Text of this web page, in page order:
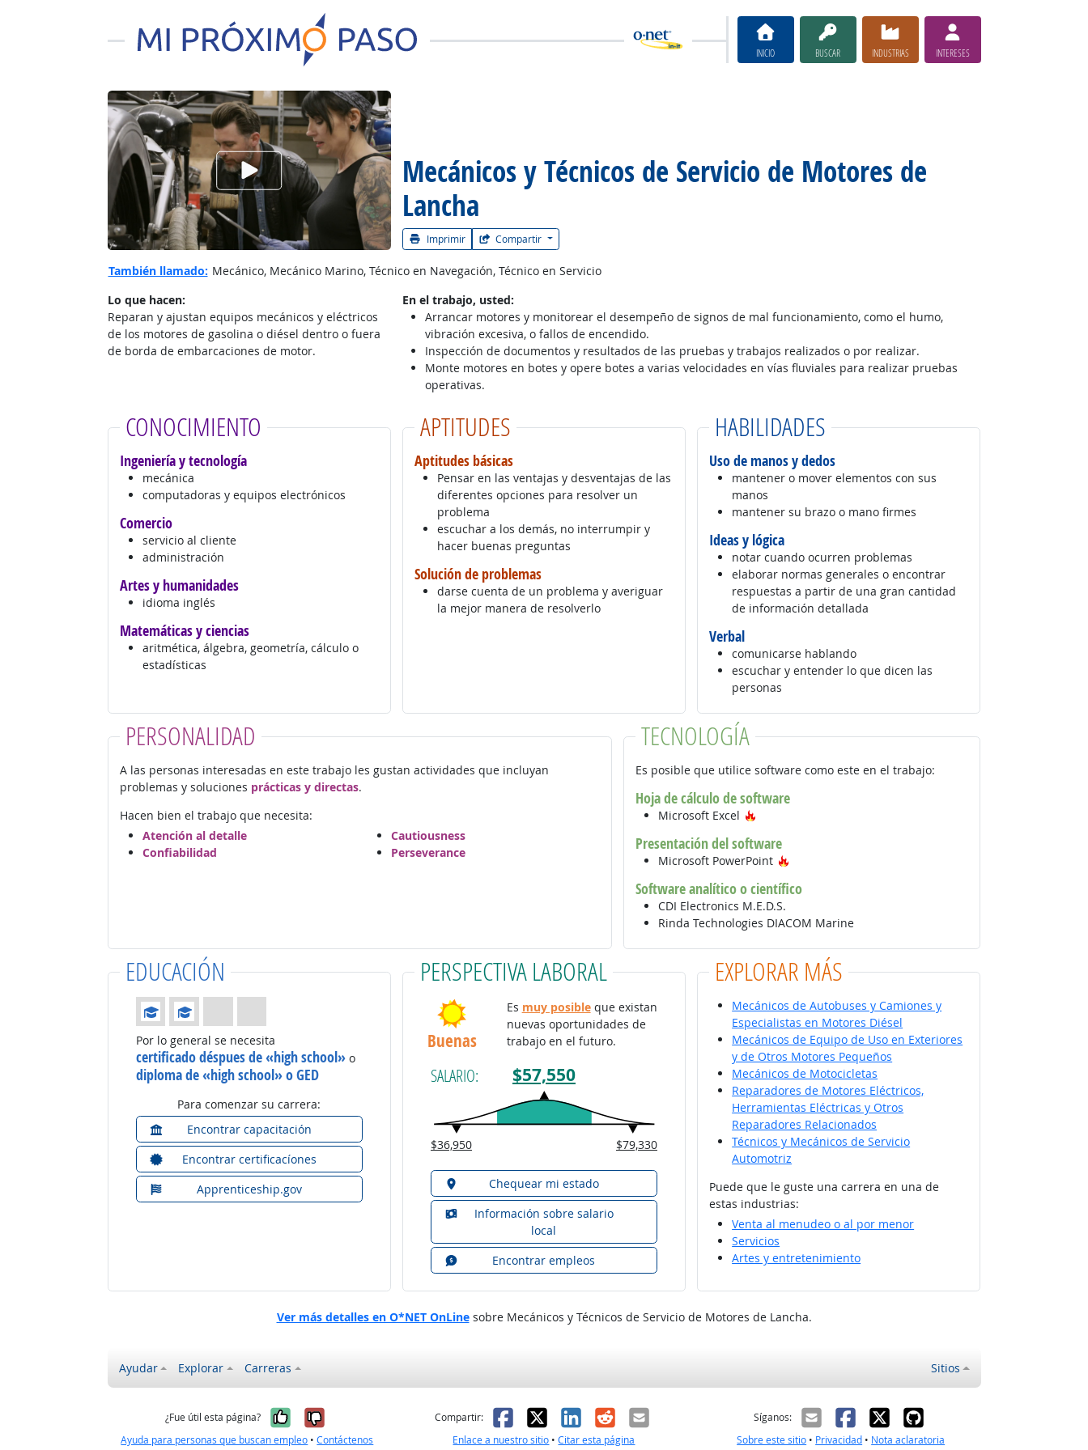
INICIO BUSCAR INDUSTRIAS INTERESES
Mecánicos y Técnicos de Servicio de Motores de
Lancha
Imprimir Compartir
Ver el vίdeo de la carrera
También llamado: Mecánico, Mecánico Marino, Técnico en Navegación, Técnico en Servicio
Lo que hacen:
Reparan y ajustan equipos mecánicos y eléctricos
de los motores de gasolina o diésel dentro o fuera
de borda de embarcaciones de motor.
En el trabajo, usted:
Arrancar motores y monitorear el desempeño de signos de mal funcionamiento, como el humo,
vibración excesiva, o fallos de encendido.
Inspección de documentos y resultados de las pruebas y trabajos realizados o por realizar.
Monte motores en botes y opere botes a varias velocidades en vías fluviales para realizar pruebas
operativas.
CONOCIMIENTO
Ingeniería y tecnología
mecánica
computadoras y equipos electrónicos
Comercio
servicio al cliente
administración
Artes y humanidades
idioma inglés
Matemáticas y ciencias
aritmética, álgebra, geometría, cálculo o
estadísticas
APTITUDES
Aptitudes básicas
Pensar en las ventajas y desventajas de las
diferentes opciones para resolver un
problema
escuchar a los demás, no interrumpir y
hacer buenas preguntas
Solución de problemas
darse cuenta de un problema y averiguar
la mejor manera de resolverlo
HABILIDADES
Uso de manos y dedos
mantener o mover elementos con sus
manos
mantener su brazo o mano firmes
Ideas y lógica
notar cuando ocurren problemas
elaborar normas generales o encontrar
respuestas a partir de una gran cantidad
de información detallada
Verbal
comunicarse hablando
escuchar y entender lo que dicen las
personas
PERSONALIDAD
A las personas interesadas en este trabajo les gustan actividades que incluyan
problemas y soluciones prácticas y directas.
Hacen bien el trabajo que necesita:
Atención al detalle
Confiabilidad
Cautiousness
Perseverance
TECNOLOGÍA
Es posible que utilice software como este en el trabajo:
Hoja de cálculo de software
Microsoft Excel
Presentación del software
Microsoft PowerPoint
Software analítico o científico
CDI Electronics M.E.D.S.
Rinda Technologies DIACOM Marine
EDUCACIÓN
Educación: (Calificación 2 de 4)
Por lo general se necesita
certificado déspues de «high school»o
diploma de «high school» o GED
Para comenzar su carrera:
Encontrar capacitación
Encontrar certificacíones
Apprenticeship.gov
PERSPECTIVA LABORAL
Buenas
Es muy posibleque existan
nuevas oportunidades de
trabajo en el futuro.
SALARIO: $57,550
$36,950 $79,330
Chequear mi estado
Información sobre salario
local
Encontrar empleos
EXPLORAR MÁS
Mecánicos de Autobuses y Camiones y
Especialistas en Motores Diésel
Mecánicos de Equipo de Uso en Exteriores
y de Otros Motores Pequeños
Mecánicos de Motocicletas
Reparadores de Motores Eléctricos,
Herramientas Eléctricas y Otros
Reparadores Relacionados
Técnicos y Mecánicos de Servicio
Automotriz
Puede que le guste una carrera en una de
estas industrias:
Venta al menudeo o al por menor
Servicios
Artes y entretenimiento
Ver más detalles en O*NET OnLinesobre Mecánicos y Técnicos de Servicio de Motores de Lancha.
Ayudar Explorar Carreras Sitios
¿Fue útil esta página? Sí, fue útil
No, no fue útil
Ayuda para personas que buscan empleo •Contáctenos
Compartir: Facebook
X LinkedIn
RedditCorreo electrónico
Enlace a nuestro sitio •Citar esta página
Síganos:
Sobre este sitio • Privacidad • Nota aclaratoria